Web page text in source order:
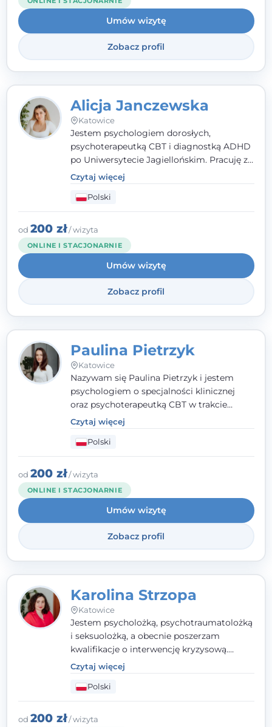
Umów wizytę
Zobacz profil
Alicja Janczewska
Katowice
Jestem psychologiem dorosłych,
psychoterapeutką CBT i diagnostką ADHD
po Uniwersytecie Jagiellońskim. Pracuję z
dorosłymi, młodzieżą i dziećmi, opierając
pomoc na zrozumieniu indywidualnych
potrzeb i więzi zbudowanej na zaufaniu.
Terapia to dla mnie bezpieczne miejsce, w
którym poczujesz się wysłuchany i
zrozumiany.
Czytaj więcej
Polski
od 200 zł/ wizyta
ONLINE I STACJONARNIE
Umów wizytę
Zobacz profil
Paulina Pietrzyk
Katowice
Nazywam się Paulina Pietrzyk i jestem
psychologiem o specjalności klinicznej
oraz psychoterapeutką CBT w trakcie
szkolenia. Pracuję z dorosłymi, którzy
szukają wsparcia w trudnych momentach -
w obliczu lęku, przewlekłego stresu,
natłoku myśli, obniżonego nastroju,
wypalenia czy kryzysu, a także po prostu
chcą lepiej poznać siebie.
Czytaj więcej
Polski
od 200 zł/ wizyta
ONLINE I STACJONARNIE
Umów wizytę
Zobacz profil
Karolina Strzopa
Katowice
Jestem psycholożką, psychotraumatolożką
i seksuolożką, a obecnie poszerzam
kwalifikacje o interwencję kryzysową.
Pracuję w nurcie terapii trzeciej fali, łącząc
metody o potwierdzonej skuteczności.
Towarzyszę młodzieży, dorosłym i parom w
radzeniu sobie z bolesnymi
doświadczeniami tak, by mogli żyć pełniej.
Czytaj więcej
Polski
od 200 zł/ wizyta